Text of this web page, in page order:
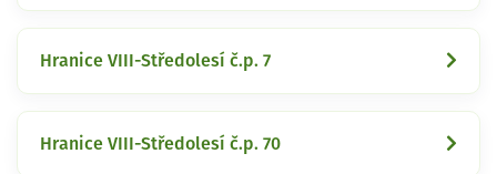
Hranice VIII-Středolesí č.p. 7
Hranice VIII-Středolesí č.p. 70